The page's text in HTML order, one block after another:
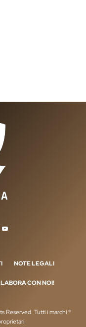
NOTE LEGALI
CON NOI!
Reserved. Tutti i marchi ®